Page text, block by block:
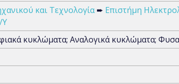
και Τεχνολογία➨ Επιστήμη
Υ
κυκλώματα; Αναλογικά κυκλώματα;